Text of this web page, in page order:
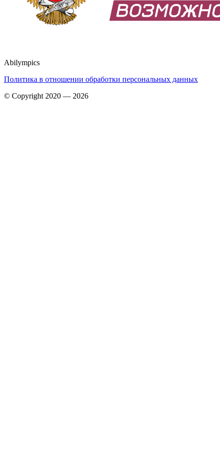
Abilympics
Политика в отношении обработки персональных данных
© Copyright 2020 — 2026